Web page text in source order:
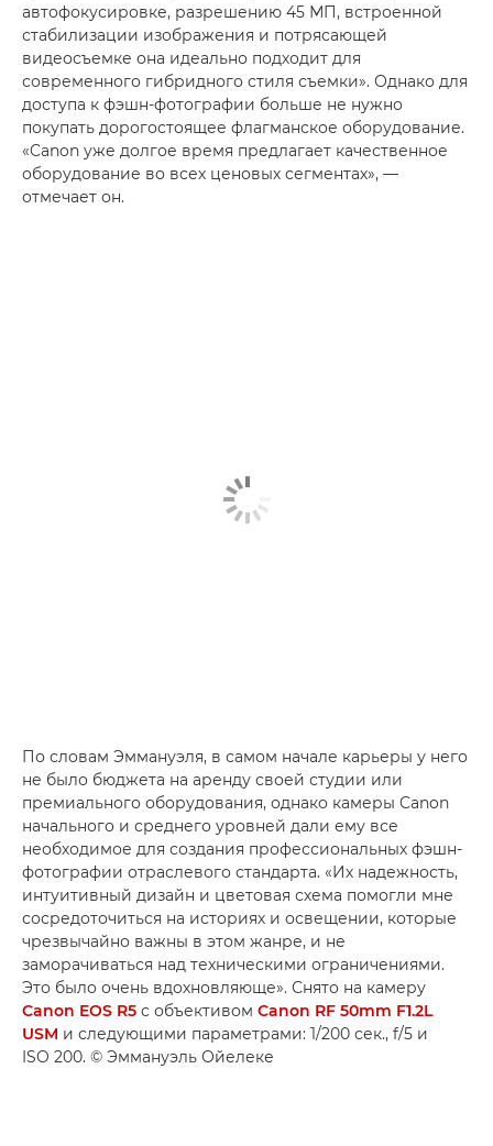
автофокусировке, разрешению 45 МП, встроенной
стабилизации изображения и потрясающей
видеосъемке она идеально подходит для
современного гибридного стиля съемки». Однако для
доступа к фэшн-фотографии больше не нужно
покупать дорогостоящее флагманское оборудование.
«Canon уже долгое время предлагает качественное
оборудование во всех ценовых сегментах», —
отмечает он.
По словам Эммануэля, в самом начале карьеры у него
не было бюджета на аренду своей студии или
премиального оборудования, однако камеры Canon
начального и среднего уровней дали ему все
необходимое для создания профессиональных фэшн-
фотографии отраслевого стандарта. «Их надежность,
интуитивный дизайн и цветовая схема помогли мне
сосредоточиться на историях и освещении, которые
чрезвычайно важны в этом жанре, и не
заморачиваться над техническими ограничениями.
Это было очень вдохновляюще». Снято на камеру
Canon EOS R5 с объективом Canon RF 50mm F1.2L
USM и следующими параметрами: 1/200 сек., f/5 и
ISO 200. © Эммануэль Ойелеке